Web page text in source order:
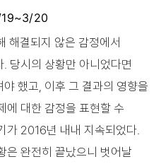
19~3/20
해결되지 않은 감정에서
당시의 상황만 아니었다면
했고, 이후 그 결과의 영향을
에 대한 감정을 표현할 수
가 2016년 내내 지속되었다.
은 완전히 끝났으니 벗어날